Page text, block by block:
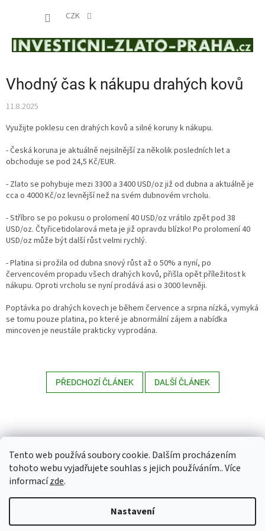
Tento web používá soubory cookie. Dalším procházením
tohoto webu vyjadřujete souhlas s jejich používáním.. Více
informacízde.
Nastavení
CZK
Vhodný čas k nákupu drahých kovů
11.8.2025
Využijte poklesu cen drahých kovů a silné koruny k nákupu.
- Česká koruna je aktuálně nejsilnější za několik posledních let a
obchoduje se pod 24,5 Kč/EUR.
- Zlato se pohybuje mezi 3300 a 3400 USD/oz již od dubna a aktuálně je
cca o 4000 Kč/oz levnější než na svém dubnovém vrcholu.
- Stříbro se po pokusu o prolomení 40 USD/oz vrátilo zpět pod 38
USD/oz. Čtyřicetidolarová meta je již opravdu blízko! Po prolomení 40
USD/oz může být další růst velmi rychlý.
- Platina si prožila od dubna snový růst až o 50% a nyní, po
červencovém propadu všech drahých kovů, přišla opět příležitost k
nákupu. Oproti vrcholu se nyní prodává asi o 3000 levněji.
Poptávka po drahých kovech je během července a srpna nízká, vymyká
se tomu pouze platina, po které je abnormální zájem a nabídka
mincoven je neustále prakticky vyprodána.
PŘEDCHOZÍ ČLÁNEK DALŠÍ ČLÁNEK
p